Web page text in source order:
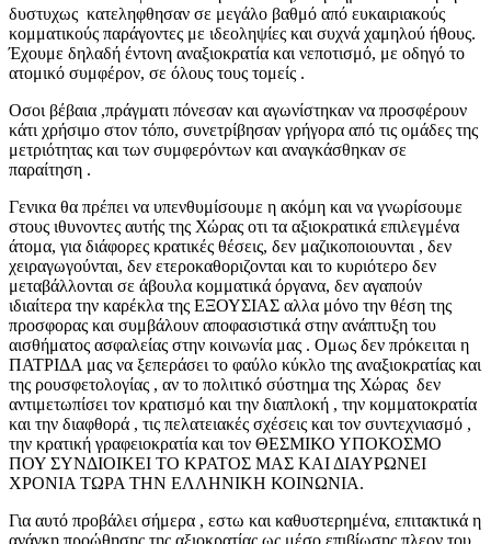
δυστυχως κατεληφθησαν σε μεγάλο βαθμό από ευκαιριακούς
κομματικούς παράγοντες με ιδεοληψίες και συχνά χαμηλού ήθους.
Έχουμε δηλαδή έντονη αναξιοκρατία και νεποτισμό, με οδηγό το
ατομικό συμφέρον, σε όλους τους τομείς .
Οσοι βέβαια ,πράγματι πόνεσαν και αγωνίστηκαν να προσφέρουν
κάτι χρήσιμο στον τόπο, συνετρίβησαν γρήγορα από τις ομάδες της
μετριότητας και των συμφερόντων και αναγκάσθηκαν σε
παραίτηση .
Γενικα θα πρέπει να υπενθυμίσουμε η ακόμη και να γνωρίσουμε
στους ιθυνοντες αυτής της Χώρας οτι τα αξιοκρατικά επιλεγμένα
άτομα, για διάφορες κρατικές θέσεις, δεν μαζικοποιουνται , δεν
χειραγωγούνται, δεν ετεροκαθοριζονται και το κυριότερο δεν
μεταβάλλονται σε άβουλα κομματικά όργανα, δεν αγαπούν
ιδιαίτερα την καρέκλα της ΕΞΟΥΣΙΑΣ αλλα μόνο την θέση της
προσφορας και συμβάλουν αποφασιστικά στην ανάπτυξη του
αισθήματος ασφαλείας στην κοινωνία μας . Ομως δεν πρόκειται η
ΠΑΤΡΙΔΑ μας να ξεπεράσει το φαύλο κύκλο της αναξιοκρατίας και
της ρουσφετολογίας , αν το πολιτικό σύστημα της Χώρας δεν
αντιμετωπίσει τον κρατισμό και την διαπλοκή , την κομματοκρατία
και την διαφθορά , τις πελατειακές σχέσεις και τον συντεχνιασμό ,
την κρατική γραφειοκρατία και τον ΘΕΣΜΙΚΟ ΥΠΟΚΟΣΜΟ
ΠΟΥ ΣΥΝΔΙΟΙΚΕΙ ΤΟ ΚΡΑΤΟΣ ΜΑΣ ΚΑΙ ΔΙΑΥΡΩΝΕΙ
ΧΡΟΝΙΑ ΤΩΡΑ ΤΗΝ ΕΛΛΗΝΙΚΗ ΚΟΙΝΩΝΙΑ.
Για αυτό προβάλει σήμερα , εστω και καθυστερημένα, επιτακτικά η
ανάγκη προώθησης της αξιοκρατίας ως μέσο επιβίωσης πλεον του